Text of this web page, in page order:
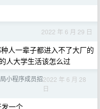
2022 年 6 月 29 日
人一辈子都进入不了大厂的
人大学生活该怎么过
小程序成员招2022 年 6 月 28
日
一个